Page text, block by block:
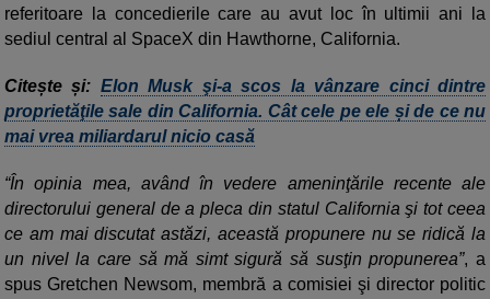
referitoare la concedierile care au avut loc în ultimii ani la
sediul central al SpaceX din Hawthorne, California.
Citește și: Elon Musk şi-a scos la vânzare cinci dintre
proprietăţile sale din California. Cât cele pe ele și de ce nu
mai vrea miliardarul nicio casă
“În opinia mea, având în vedere ameninţările recente ale
directorului general de a pleca din statul California şi tot ceea
ce am mai discutat astăzi, această propunere nu se ridică la
un nivel la care să mă simt sigură să susţin propunerea”, a
spus Gretchen Newsom, membră a comisiei şi director politic